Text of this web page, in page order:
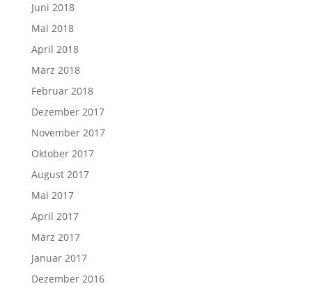
Juni 2018
Mai 2018
April 2018
März 2018
Februar 2018
Dezember 2017
November 2017
Oktober 2017
August 2017
Mai 2017
April 2017
März 2017
Januar 2017
Dezember 2016